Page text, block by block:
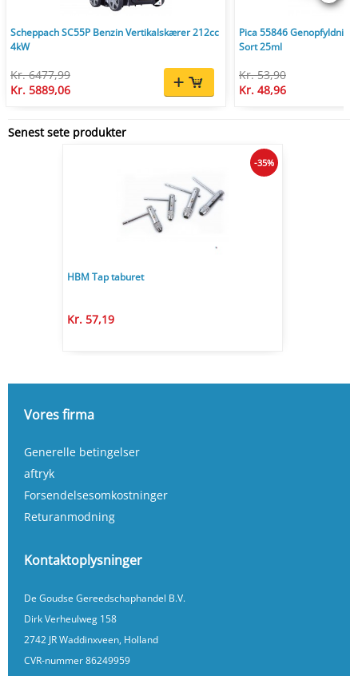
Scheppach SC55P Benzin Vertikalskærer 212cc
4kW
Kr. 6477,99
Kr. 5889,06
Pica 55846
Sort 25ml
Kr. 53,90
Kr. 48,96
Senest sete produkter
HBM Tap taburet
Kr. 57,19
-35%
Vores firma
Generelle betingelser
aftryk
Forsendelsesomkostninger
Returanmodning
Kontaktoplysninger
De Goudse Gereedschaphandel B.V.
Dirk Verheulweg 158
2742 JR Waddinxveen, Holland
CVR-nummer 86249959